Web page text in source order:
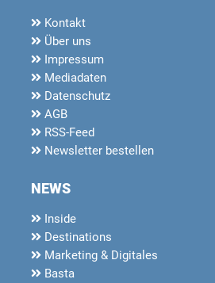
Kontakt
Über uns
Impressum
Mediadaten
Datenschutz
AGB
RSS-Feed
Newsletter bestellen
NEWS
Inside
Destinations
Marketing & Digitales
Basta